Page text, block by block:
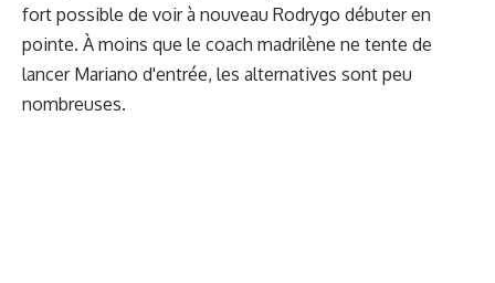
fort possible de voir à nouveau Rodrygo débuter en
pointe. À moins que le coach madrilène ne tente de
lancer Mariano d'entrée, les alternatives sont peu
nombreuses.